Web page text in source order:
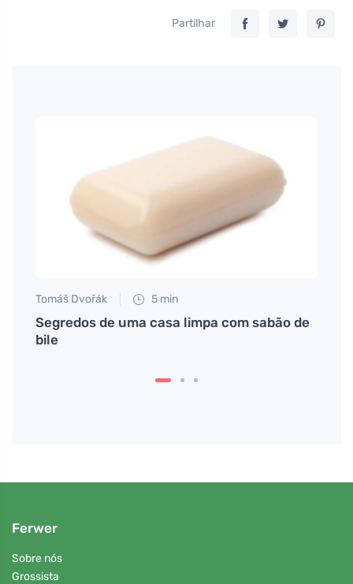
Partilhar
Tomáš Dvořák 5 min
Segredos de uma casa limpa com sabão de
bile
Ferwer
Sobre nós
Grossista